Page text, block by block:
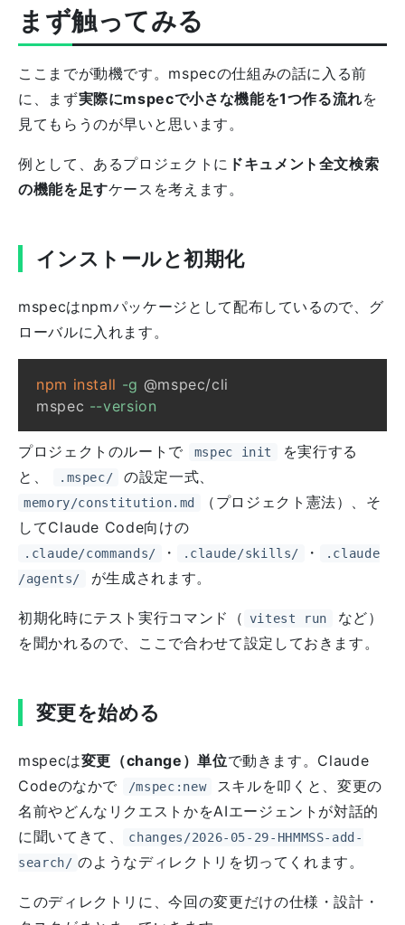
まず触ってみる
ここまでが動機です。mspecの仕組みの話に入る前
に、まず実際にmspecで小さな機能を1つ作る流れを
見てもらうのが早いと思います。
例として、あるプロジェクトに ドキュメント全文検索
の機能を足すケースを考えます。
インストールと初期化
mspecはnpmパッケージとして配布しているので、グ
ローバルに入れます。
npm install -g
mspec --version
プロジェクトのルートで mspec init
を実行する
と、
.mspec/ の設定一式、
memory/constitution.md
（プロジェクト憲法）、そ
してClaude Code向けの
.claude/commands/ ・ .claude/skills/ ・
.claude
/agents/
が生成されます。
初期化時にテスト実行コマンド（ vitest run
など）
を聞かれるので、ここで合わせて設定しておきます。
変更を始める
mspecは変更（change）単位で動きます。Claude
Codeのなかで
/mspec:new
スキルを叩くと、変更の
名前やどんなリクエストかをAIエージェントが対話的
に聞いてきて、
changes/2026-05-29-HHMMSS-add-
search/ のようなディレクトリを切ってくれます。
このディレクトリに、今回の変更だけの仕様・設計・